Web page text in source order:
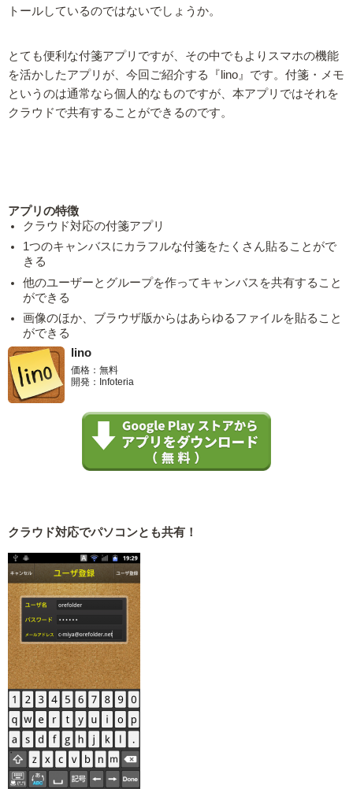
トールしているのではないでしょうか。
とても便利な付箋アプリですが、その中でもよりスマホの機能
を活かしたアプリが、今回ご紹介する『lino』です。付箋・メモ
というのは通常なら個人的なものですが、本アプリではそれを
クラウドで共有することができるのです。
アプリの特徴
クラウド対応の付箋アプリ
1つのキャンバスにカラフルな付箋をたくさん貼ることがで
きる
他のユーザーとグループを作ってキャンバスを共有すること
ができる
画像のほか、ブラウザ版からはあらゆるファイルを貼ること
ができる
lino
価格：無料
開発：Infoteria
クラウド対応でパソコンとも共有！